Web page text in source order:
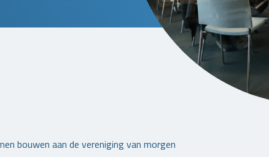
bouwen aan de vereniging van morgen